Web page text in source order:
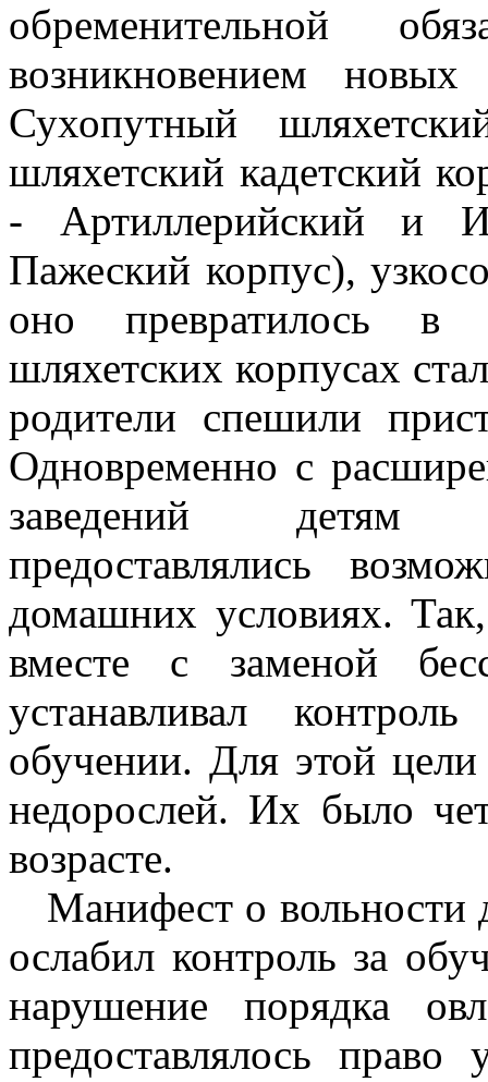
обременительной
возникновением
Сухопутный
шляхетский кадетский
- Артиллерийский и
Пажеский корпус),
оно превратилось в
шляхетских корпусах
родители спешили
Одновременно с
заведений детям
предоставлялись
домашних условиях.
вместе с заменой
устанавливал
обучении. Для этой
недорослей. Их было
возрасте.
Манифест о вольности
ослабил контроль за
нарушение порядка
предоставлялось